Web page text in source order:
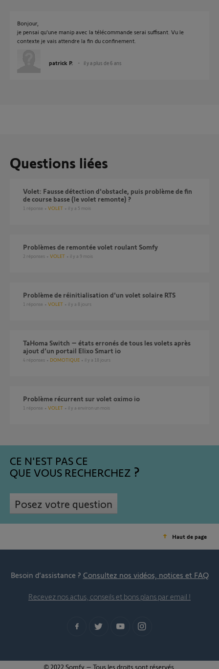
Bonjour,
je pensai qu'une manip avec la télécommande serai suffisant. Vu le
contexte je vais attendre la fin du confinement.
patrick P. il y a plus de 6 ans
Questions liées
Volet: Fausse détection d'obstacle, puis problème de fin
de course basse (le volet remonte) ?
1 réponse VOLET il y a 5 mois
Problèmes de remontée volet roulant Somfy
2 réponses VOLET il y a 9 mois
Problème de réinitialisation d'un volet solaire RTS
1 réponse VOLET il y a 8 jours
TaHoma Switch – états erronés de tous les volets après
ajout d’un portail Elixo Smart io
4 réponses DOMOTIQUE il y a 18 jours
problème récurrent sur volet oximo io
1 réponse VOLET il y a environ un mois
CE N'EST PAS CE
QUE VOUS RECHERCHEZ
Posez votre question
Haut de page
Besoin d’assistance ? Consultez nos vidéos, notices et FAQ
Recevez nos actus, conseils et bons plans par email !
© 2022 Somfy – Tous les droits sont réservés.